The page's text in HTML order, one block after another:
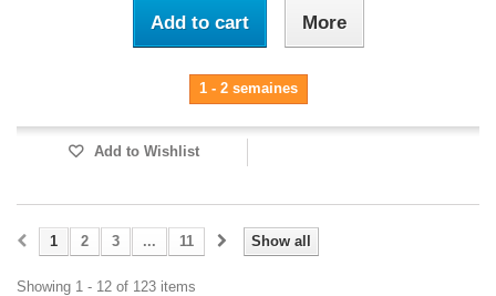
Add to cart More
1 - 2 semaines
Add to Wishlist
Show all
1 2 3 ... 11
Showing 1 - 12 of 123 items